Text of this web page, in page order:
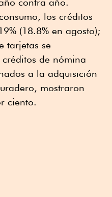
los créditos
(18.8% en agosto);
tarjetas se
de nómina
a la adquisición
mostraron
ciento.